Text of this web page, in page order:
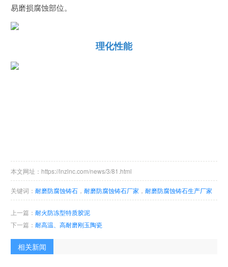
易磨损腐蚀部位。
理化性能
本文网址：https://lnzlnc.com/news/3/81.html
关键词： 耐磨防腐蚀铸石 ， 耐磨防腐蚀铸石厂家 ， 耐磨防腐蚀铸石生产厂家
上一篇： 耐火防冻型特质胶泥
下一篇： 耐高温、高耐磨刚玉陶瓷
相关新闻